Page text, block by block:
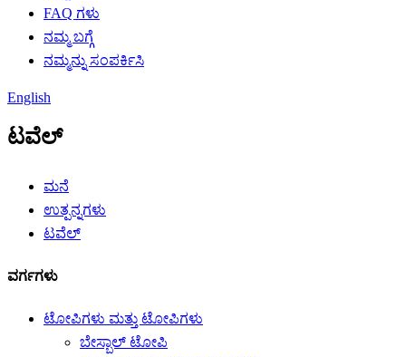
FAQ ಗಳು
ನಮ್ಮ ಬಗ್ಗೆ
ನಮ್ಮನ್ನು ಸಂಪರ್ಕಿಸಿ
English
ಟವೆಲ್
ಮನೆ
ಉತ್ಪನ್ನಗಳು
ಟವೆಲ್
ವರ್ಗಗಳು
ಟೋಪಿಗಳು ಮತ್ತು ಟೋಪಿಗಳು
ಬೇಸ್ಬಾಲ್ ಟೋಪಿ